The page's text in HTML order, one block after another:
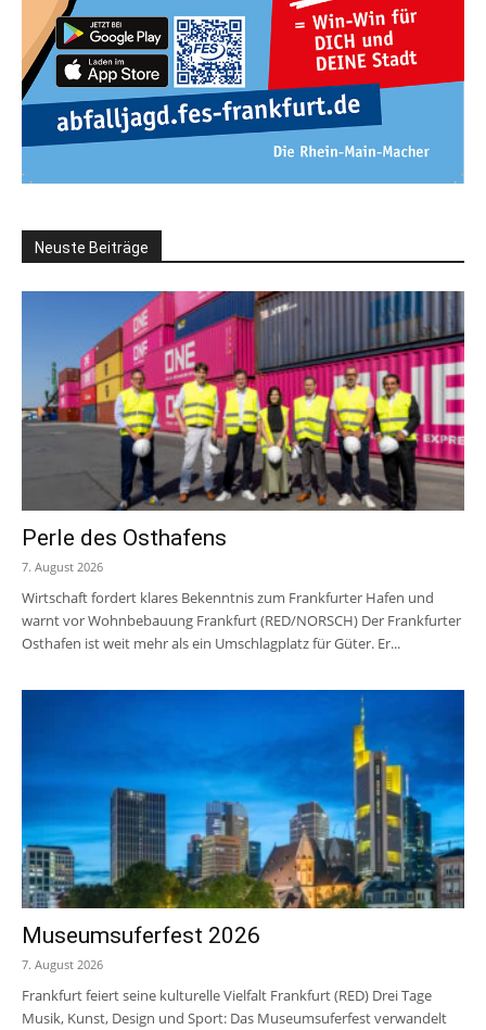
Neuste Beiträge
Perle des Osthafens
7. August 2026
Wirtschaft fordert klares Bekenntnis zum Frankfurter Hafen und
warnt vor Wohnbebauung Frankfurt (RED/NORSCH) Der Frankfurter
Osthafen ist weit mehr als ein Umschlagplatz für Güter. Er...
Museumsuferfest 2026
7. August 2026
Frankfurt feiert seine kulturelle Vielfalt Frankfurt (RED) Drei Tage
Musik, Kunst, Design und Sport: Das Museumsuferfest verwandelt